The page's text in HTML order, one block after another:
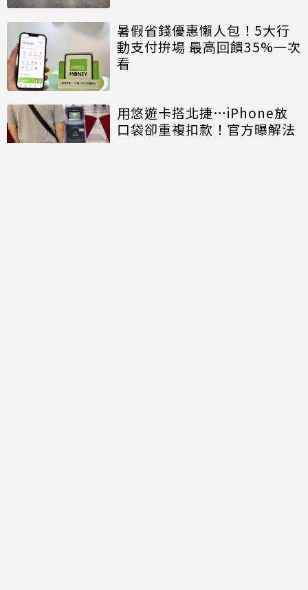
暑假省錢優惠懶人包！5大行
動支付拚場 最高回饋35%一次
看
用悠遊卡搭北捷…iPhone放
口袋卻重複扣款！官方曝解法